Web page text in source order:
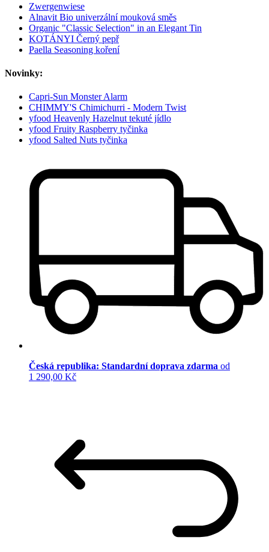
Zwergenwiese
Alnavit Bio univerzální mouková směs
Organic "Classic Selection" in an Elegant Tin
KOTÁNYI Černý pepř
Paella Seasoning koření
Novinky:
Capri-Sun Monster Alarm
CHIMMY'S Chimichurri - Modern Twist
yfood Heavenly Hazelnut tekuté jídlo
yfood Fruity Raspberry tyčinka
yfood Salted Nuts tyčinka
Česká republika: Standardní doprava zdarma od
1 290,00 Kč